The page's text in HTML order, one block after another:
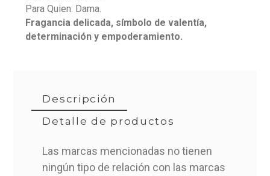
Para Quien: Dama.
Fragancia delicada, símbolo de valentía,
determinación y empoderamiento.
Descripción
Detalle de productos
Las marcas mencionadas no tienen
ningún tipo de relación con las marcas